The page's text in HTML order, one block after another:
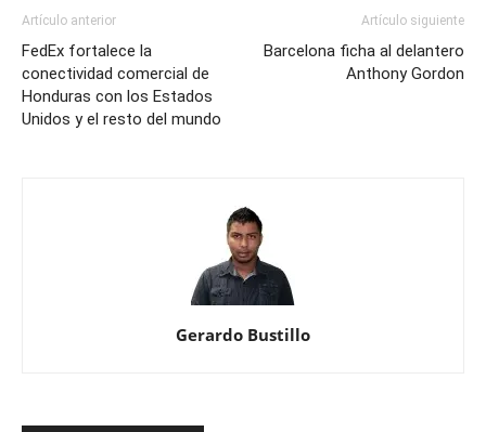
queda
con
Brasil
Artículo anterior
FedEx fortalece la
conectividad comercial de
Honduras con los Estados
Unidos y el resto del mundo
Artículo siguiente
Barcelona ficha al delantero
Anthony Gordon
Gerardo Bustillo